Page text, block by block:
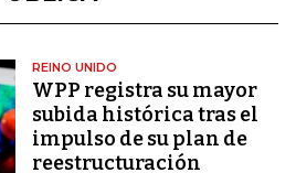
REINO UNIDO
WPP registra su mayor
subida histórica tras el
impulso de su plan de
reestructuración